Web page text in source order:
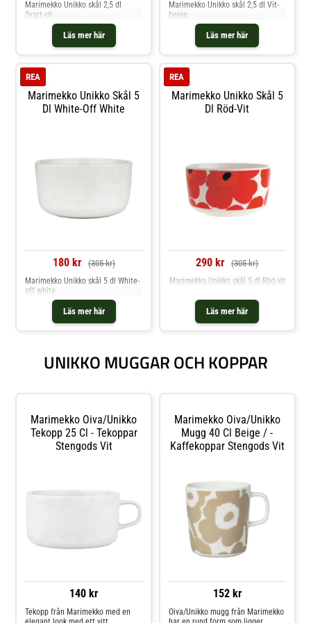
Läs mer här
Marimekko Unikko skål 2,5 dl
Svart-vit
Läs mer här
Marimekko Unikko skål 2,5 dl Vit-
beige
Marimekko Unikko Skål 5
Dl White-Off White
REA
180 kr (305 kr)
Läs mer här
Marimekko Unikko skål 5 dl White-
off white
Marimekko Unikko Skål 5
Dl Röd-Vit
REA
290 kr (305 kr)
Läs mer här
Marimekko Unikko skål 5 dl Röd-vit
UNIKKO MUGGAR OCH KOPPAR
Marimekko Oiva/unikko
Tekopp 25 Cl - Tekoppar
Stengods Vit
140 kr
Tekopp från Marimekko med en
Marimekko Oiva/unikko
Mugg 40 Cl Beige / -
Kaffekoppar Stengods Vit
152 kr
Oiva/Unikko mugg från Marimekko